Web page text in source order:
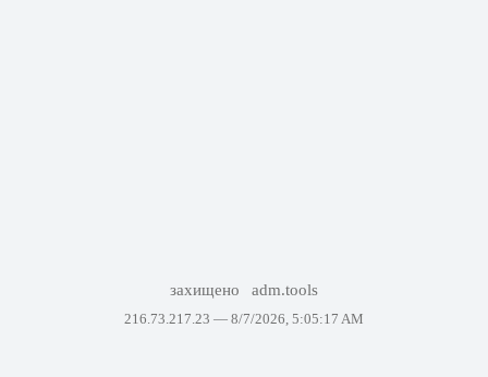
захищено adm.tools
216.73.217.23 — 8/7/2026, 5:05:17 AM